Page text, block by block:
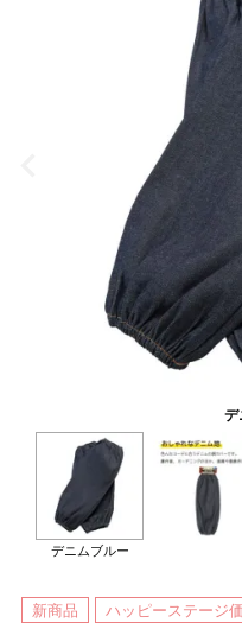
デ
デニムブルー
新商品 ハッピーステージ